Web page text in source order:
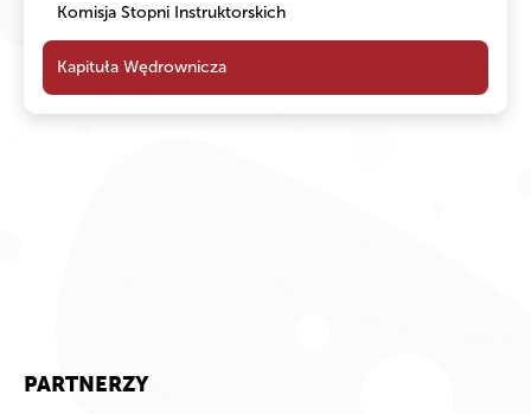
Komisja Stopni Instruktorskich
Kapituła Wędrownicza
PARTNERZY